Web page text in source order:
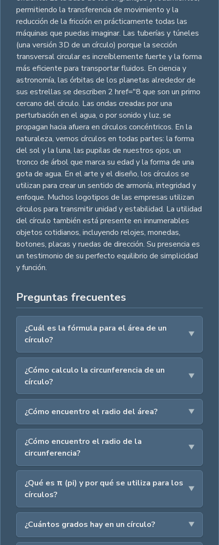
permitiendo la transferencia de movimiento y la
reducción de la fricción en prácticamente todas las
máquinas que puedas imaginar. Las tuberías y túneles
(una versión 3D de un círculo) porque la sección
transversal circular es increíblemente fuerte y la forma
más eficiente para transportar fluidos. En ciencia y
astronomía, las órbitas de los planetas alrededor de
sus estrellas se describen 2 href="8 que son un primo
cercano del círculo. Las ondas creadas por una
perturbación en el agua, o por sonido y luz, se
propagan hacia afuera en círculos concéntricos. En la
naturaleza, vemos círculos en todas partes: la forma
del sol y la luna, las pupilas de nuestros ojos, un
tronco de árbol que marca su edad y la forma de una
gota de agua. En el arte y el diseño, los círculos se
utilizan para crear un sentido de armonía, integridad y
enfoque. Muchos logotipos de las empresas utilizan
círculos para transmitir unidad y estabilidad. La utilidad
del círculo también está presente en innumerables
objetos cotidianos, incluyendo relojes, monedas,
botones, placas y ruedas de dirección. Su presencia es
un testimonio de su perfecto equilibrio de simplicidad
y función.
Preguntas frecuentes
¿Cuál es la fórmula para el área de un
círculo?
¿Cómo calculo la circunferencia de un
círculo?
¿Cómo encuentro el radio del área?
¿Cómo encuentro el radio de la
circunferencia?
¿Qué es π (pi) y por qué se utiliza para los
círculos?
¿Cuántos grados hay en un círculo?